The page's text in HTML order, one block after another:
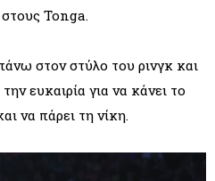
Tonga.
στον στύλο του ρινγκ και
ευκαιρία για να κάνει το
να πάρει τη νίκη.